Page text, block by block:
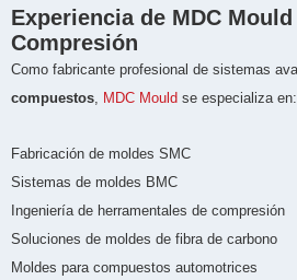
Experiencia de MDC
Compresión
Como fabricante profesional de sistemas
compuestos MDC Mould se especializa en:
Fabricación de moldes SMC
Sistemas de moldes BMC
Ingeniería de herramentales de compresión
Soluciones de moldes de fibra de carbono
Moldes para compuestos automotrices